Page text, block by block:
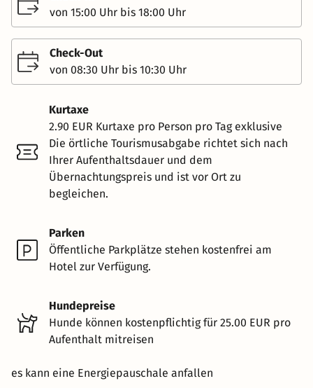
von 15:00 Uhr bis 18:00 Uhr
Check-Out
von 08:30 Uhr bis 10:30 Uhr
Kurtaxe
2.90 EUR Kurtaxe pro Person pro Tag exklusive
Die örtliche Tourismusabgabe richtet sich nach
Ihrer Aufenthaltsdauer und dem
Übernachtungspreis und ist vor Ort zu
begleichen.
Parken
Öffentliche Parkplätze stehen kostenfrei am
Hotel zur Verfügung.
Hundepreise
Hunde können kostenpflichtig für 25.00 EUR pro
Aufenthalt mitreisen
es kann eine Energiepauschale anfallen